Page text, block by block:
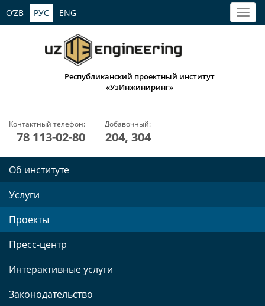
O’ZB РУС ENG
Республиканский проектный институт
«УзИнжиниринг»
Контактный телефон:
78 113-02-80
Добавочный:
204, 304
Об институте
Услуги
Проекты
Пресс-центр
Интерактивные услуги
Законодательство